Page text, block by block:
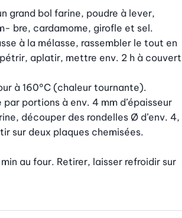
grand bol farine, poudre à lever,
bre, cardamome, girofle et sel.
à la mélasse, rassembler le tout en
aplatir, mettre env. 2 h à couvert
à 160°C (chaleur tournante).
portions à env. 4 mm d’épaisseur
découper des rondelles Ø d’env. 4,
sur deux plaques chemisées.
min au four. Retirer, laisser refroidir sur